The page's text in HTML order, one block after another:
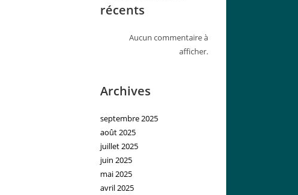
récents
Aucun commentaire à
afficher.
Archives
septembre 2025
août 2025
juillet 2025
juin 2025
mai 2025
avril 2025